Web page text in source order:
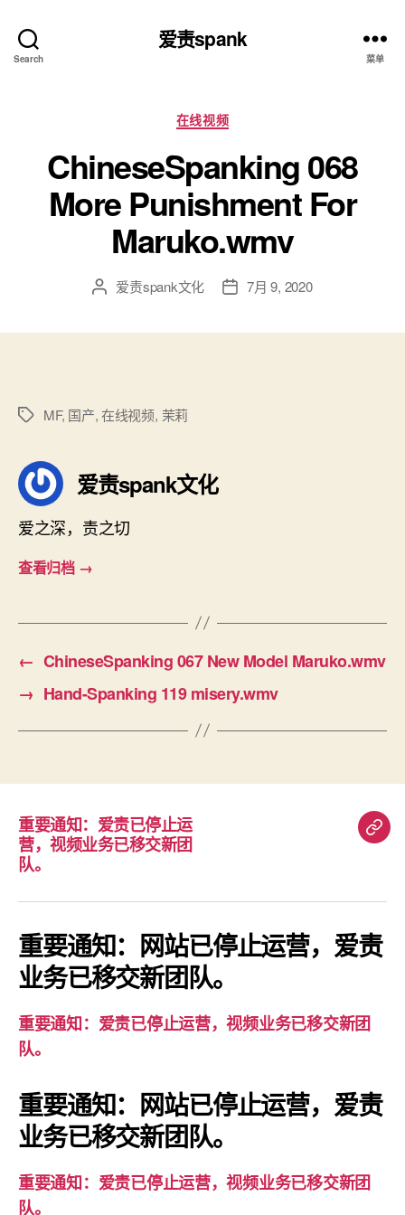
Search
爱责spank
菜单
分
类
在线视频
ChineseSpanking 068
More Punishment For
Maruko.wmv
文 爱责spank文化
发 7月 9, 2020
标
MF, 国产,在线视频, 茉莉
爱责spank文化
爱之深，责之切
查看归档 →
← ChineseSpanking 067 New Model Maruko.wmv
→ Hand-Spanking 119 misery.wmv
重要通知：爱责已停止运
营，视频业务已移交新团
队。
重
知：
爱
责
视
重要通知：网站已停止运营，爱责
业务已移交新团队。
重要通知：爱责已停止运营，视频业务已移交新团
队。
重要通知：网站已停止运营，爱责
业务已移交新团队。
重要通知：爱责已停止运营，视频业务已移交新团
队。